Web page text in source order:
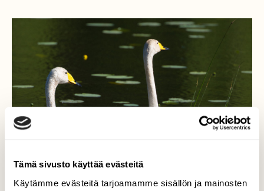
Tämä sivusto käyttää evästeitä
Käytämme evästeitä tarjoamamme sisällön ja mainosten